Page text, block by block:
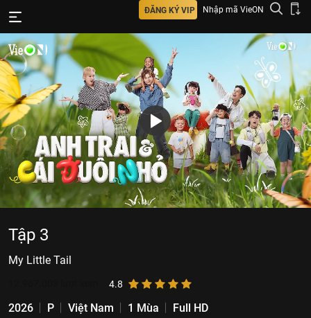
ĐĂNG KÝ VIP Nhập mã VieON
Tập 3
My Little Tail
4.8
2026 P Việt Nam 1 Mùa
Full HD